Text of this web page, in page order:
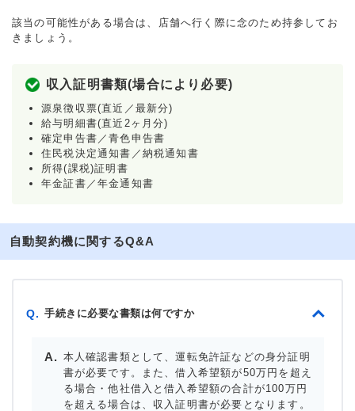
該当の可能性がある場合は、店舗へ行く際に念のため持参してお
きましょう。
収入証明書類(場合により必要)
源泉徴収票(直近／最新分)
給与明細書(直近2ヶ月分)
確定申告書／青色申告書
住民税決定通知書／納税通知書
所得(課税)証明書
年金証書／年金通知書
自動契約機に関するQ&A
Q. 手続きに必要な書類は何ですか
本人確認書類として、運転免許証などの身分証明
書が必要です。また、借入希望額が50万円を超え
る場合・他社借入と借入希望額の合計が100万円
を超える場合は、収入証明書が必要となります。